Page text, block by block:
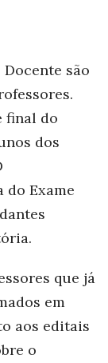
são
final do
dos
do Exame
que já
em
aos editais
o